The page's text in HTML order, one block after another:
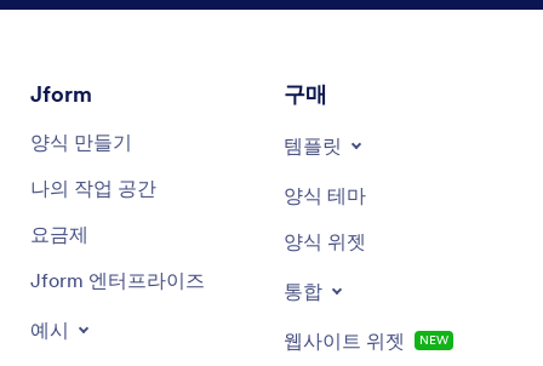
Jform
양식 만들기
나의 작업 공간
요금제
Jform 엔터프라이즈
예시
구매
템플릿
양식 테마
양식 위젯
통합
웹사이트 위젯 NEW